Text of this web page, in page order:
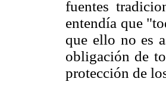
fuentes
entendía que
que ello no es
obligación de
protección de